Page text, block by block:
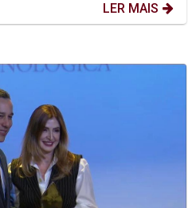
LER MAIS